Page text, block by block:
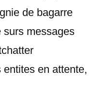
de bagarre
surs messages
en attente,